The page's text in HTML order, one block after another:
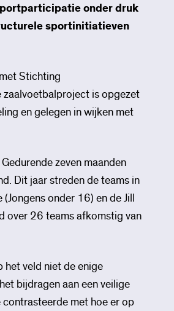
onder druk
sportinitiatieven
Stichting
zaalvoetbalproject is opgezet
en gelegen in wijken met
zeven maanden
Dit jaar streden de teams in
onder 16) en de Jill
over 26 teams afkomstig van
veld niet de enige
bijdragen aan een veilige
met hoe er op